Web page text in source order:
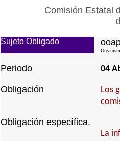
Comisión Estatal
Sujeto Obligado
Periodo 04
Obligación
Los
Obligación específica.
La